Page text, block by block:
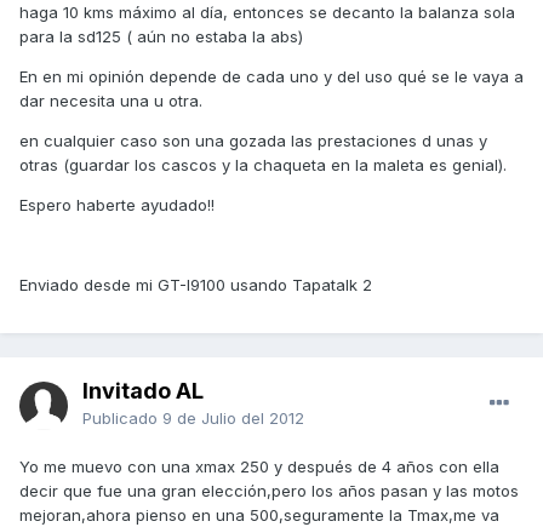
haga 10 kms máximo al día, entonces se decanto la balanza sola
para la sd125 ( aún no estaba la abs)
En en mi opinión depende de cada uno y del uso qué se le vaya a
dar necesita una u otra.
en cualquier caso son una gozada las prestaciones d unas y
otras (guardar los cascos y la chaqueta en la maleta es genial).
Espero haberte ayudado!!
Enviado desde mi GT-I9100 usando Tapatalk 2
Invitado AL
Publicado 9 de Julio del 2012
Yo me muevo con una xmax 250 y después de 4 años con ella
decir que fue una gran elección,pero los años pasan y las motos
mejoran,ahora pienso en una 500,seguramente la Tmax,me va